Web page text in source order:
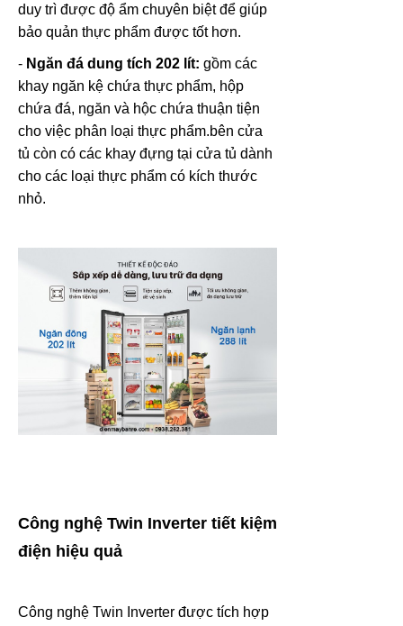
duy trì được độ ẩm chuyên biệt để giúp
bảo quản thực phẩm được tốt hơn.
- Ngăn đá dung tích 202 lít: gồm các
khay ngăn kệ chứa thực phẩm, hộp
chứa đá, ngăn và hộc chứa thuận tiện
cho việc phân loại thực phẩm.bên cửa
tủ còn có các khay đựng tại cửa tủ dành
cho các loại thực phẩm có kích thước
nhỏ.
Công nghệ Twin Inverter tiết kiệm
điện hiệu quả
Công nghệ Twin Inverter được tích hợp